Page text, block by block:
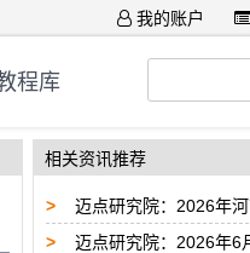
我的账户
程库
相关资讯推荐
>
迈点研究院：2026年
>
迈点研究院：2026年6